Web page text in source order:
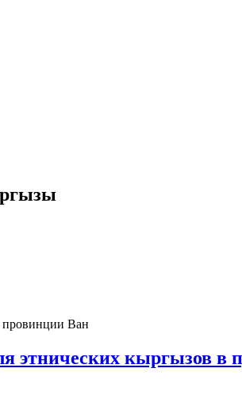
этнических кыргызов в